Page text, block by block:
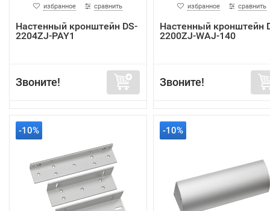
избранное сравнить
Настенный кронштейн DS-
2204ZJ-PAY1
Звоните!
избранное сравнить
Настенный кронштейн
2200ZJ-WAJ-140
Звоните!
-10% -10%